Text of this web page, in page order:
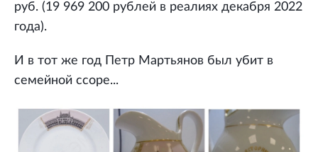
руб. (19 969 200 рублей в реалиях декабря 2022
года).
И в тот же год Петр Мартьянов был убит в
семейной ссоре...